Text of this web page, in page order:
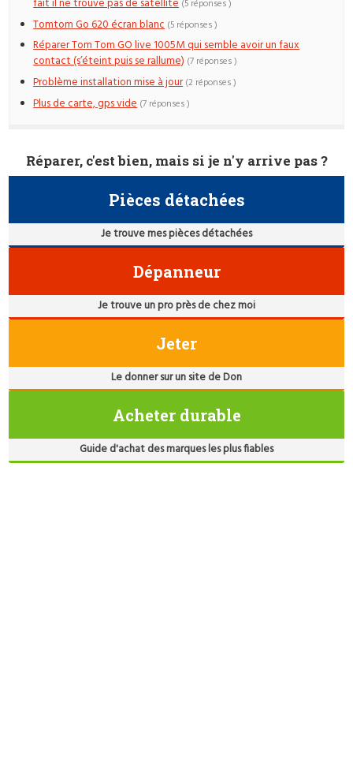
fait il ne trouve pas de satellite (5 réponses )
Tomtom Go 620 écran blanc (5 réponses )
Réparer Tom Tom GO live 1005M qui semble avoir un faux
contact (s’éteint puis se rallume) (7 réponses )
Problème installation mise à jour (2 réponses )
Plus de carte, gps vide (7 réponses )
Réparer, c'est bien, mais si je n'y arrive pas ?
Pièces détachées
Je trouve mes pièces détachées
Dépanneur
Je trouve un pro près de chez moi
Jeter
Le donner sur un site de Don
Acheter durable
Guide d'achat des marques les plus fiables